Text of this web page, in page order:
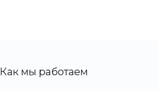
Как мы работаем